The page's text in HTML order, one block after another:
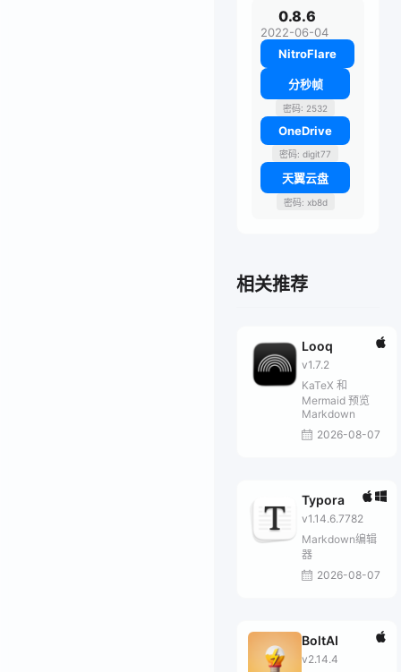
0.8.6
2022-06-04
NitroFlare
分秒帧
密码: 2532
OneDrive
密码: digit77
天翼云盘
密码: xb8d
相关推荐
Looq
v1.7.2
KaTeX 和
Mermaid 预览
Markdown
2026-08-07
Typora
v1.14.6.7782
Markdown编辑
器
2026-08-07
BoltAI
v2.14.4